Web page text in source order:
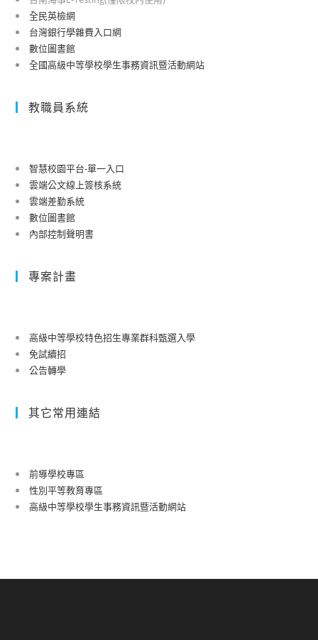
全民英檢網
台灣銀行學雜費入口網
數位圖書館
全國高級中等學校學生事務資訊暨活動網站
教職員系統
智慧校園平台-單一入口
雲端公文線上簽核系統
雲端差勤系統
數位圖書館
內部控制聲明書
專案計畫
高級中等學校特色招生專業群科甄選入學
免試續招
公告轉學
其它常用連結
前導學校專區
性別平等教育專區
高級中等學校學生事務資訊暨活動網站